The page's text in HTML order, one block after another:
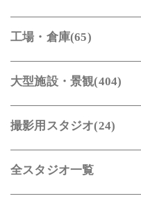
工場・倉庫(65)
大型施設・景観(404)
撮影用スタジオ(24)
全スタジオ一覧